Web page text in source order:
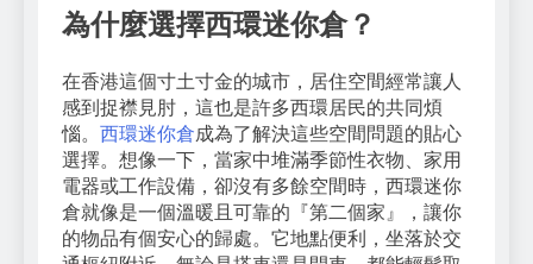
為什麼選擇西環迷你倉？
在香港這個寸土寸金的城市，居住空間經常讓人
感到捉襟見肘，這也是許多西環居民的共同煩
惱。 西環迷你倉成為了解決這些空間問題的貼心
選擇。想像一下，當家中堆滿季節性衣物、家用
電器或工作設備，卻沒有多餘空間時，西環迷你
倉就像是一個溫暖且可靠的『第二個家』，讓你
的物品有個安心的歸處。它地點便利，坐落於交